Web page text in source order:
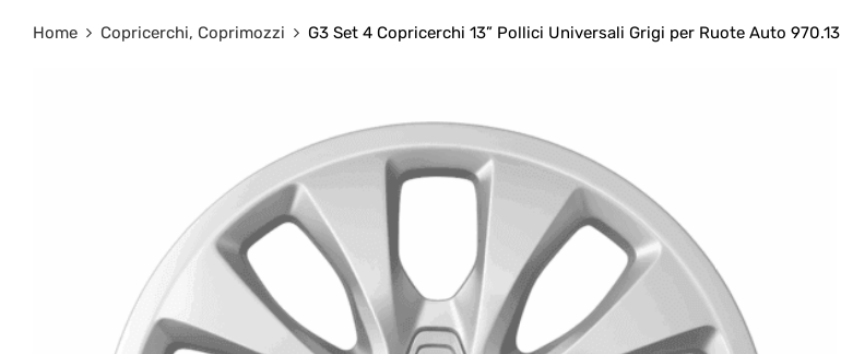
Home Copricerchi, Coprimozzi G3 Set 4 Copricerchi 13” Pollici Universali Grigi per Ruote Auto 970.13